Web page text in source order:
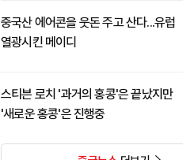
중국산 에어콘을 웃돈 주고 산다...유럽
열광시킨 메이디
스티븐 로치 '과거의 홍콩'은 끝났지만
'새로운 홍콩'은 진행중